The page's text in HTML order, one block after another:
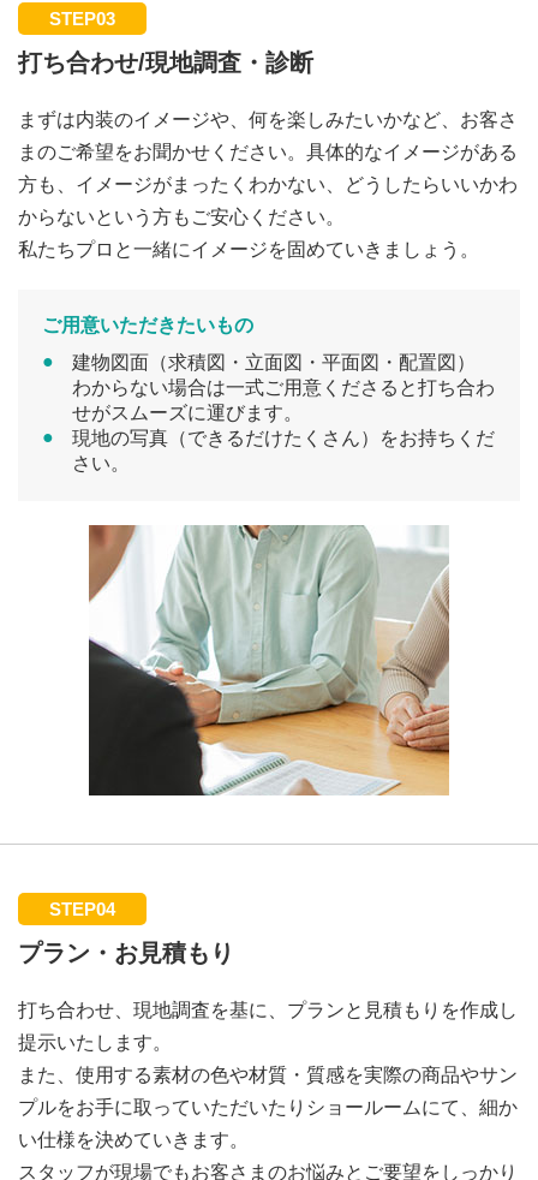
STEP03
打ち合わせ/現地調査・診断
まずは内装のイメージや、何を楽しみたいかなど、お客さ
まのご希望をお聞かせください。具体的なイメージがある
方も、イメージがまったくわかない、どうしたらいいかわ
からないという方もご安心ください。
私たちプロと一緒にイメージを固めていきましょう。
ご用意いただきたいもの
建物図面（求積図・立面図・平面図・配置図）
わからない場合は一式ご用意くださると打ち合わ
せがスムーズに運びます。
現地の写真（できるだけたくさん）をお持ちくだ
さい。
STEP04
プラン・お見積もり
打ち合わせ、現地調査を基に、プランと見積もりを作成し
提示いたします。
また、使用する素材の色や材質・質感を実際の商品やサン
プルをお手に取っていただいたりショールームにて、細か
い仕様を決めていきます。
スタッフが現場でもお客さまのお悩みとご要望をしっかり